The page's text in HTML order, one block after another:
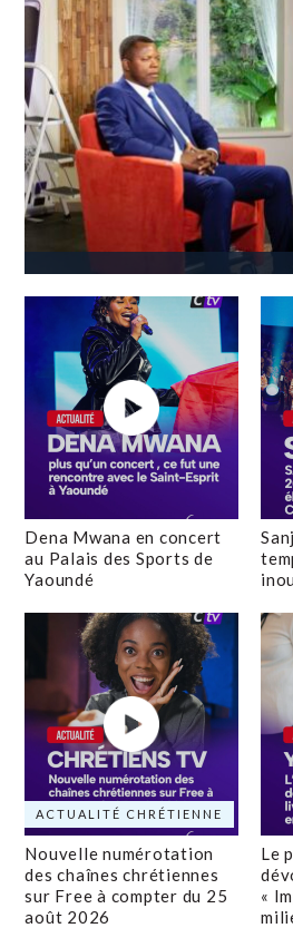
Dena Mwana en concert
au Palais des Sports de
Yaoundé
ACTUALITÉ CHRÉTIENNE
Nouvelle numérotation
des chaînes chrétiennes
sur Free à compter du 25
août 2026
Le
«